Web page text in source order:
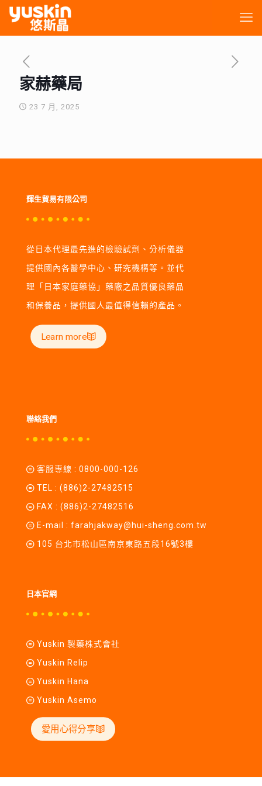
家赫藥局
23 7 月, 2025
輝生貿易有限公司
從日本代理最先進的檢驗試劑、分析儀器
提供國內各醫學中心、研究機構等。並代
理「日本家庭藥協」藥廠之品質優良藥品
和保養品，提供國人最值得信賴的產品。
Learn more
聯絡我們
客服專線 : 0800-000-126
TEL : (886)2-27482515
FAX : (886)2-27482516
E-mail : farahjakway@hui-sheng.com.tw
105 台北市松山區南京東路五段16號3樓
日本官網
Yuskin 製藥株式會社
Yuskin Relip
Yuskin Hana
Yuskin Asemo
愛用心得分享